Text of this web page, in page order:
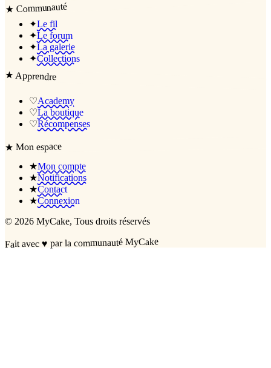
★ Communauté
✦Le fil
✦Le forum
✦La galerie
✦Collections
★Apprendre
♡Academy
♡La boutique
♡Récompenses
★Mon espace
★Mon compte
★Notifications
★Contact
★Connexion
© 2026 MyCake, Tous droits réservés
Fait avec♥ par la communauté MyCake